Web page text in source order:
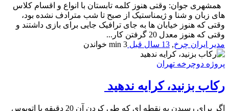
همشهری جوان: وقتی هنوز کلمه تابستان با انواع و اقسام کلاس
های زبان و شنا و ژیمناستیک از صبح تا شب مترادف نشده بود،
وقتی که هنوز خیابان ها به جای ترافیک جایی برای بازی داشتند و
وقتی که هنوز معدل 20 گرفتن کار...
مدیر ایران چرخ, 13 سال قبل 3 min خواندن
پروژه دوچرخه تهران
رکاب بزنید، کرایه ندهید
اگر برای رسیدن به نقطه ای که طی کردن آن 20 دقیقه با اتوبوس